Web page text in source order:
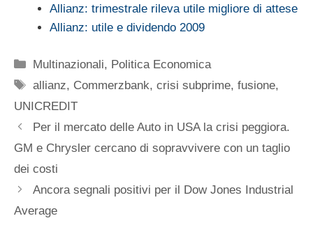
Allianz: trimestrale rileva utile migliore di attese
Allianz: utile e dividendo 2009
Categorie
Multinazionali, Politica Economica
Tag
allianz, Commerzbank,crisi subprime,fusione,
UNICREDIT
Per il mercato delle Auto in USA la crisi peggiora.
GM e Chrysler cercano di sopravvivere con un taglio
dei costi
Ancora segnali positivi per il Dow Jones Industrial
Average